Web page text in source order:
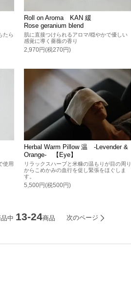
たら
Roll on Aroma KAN 緩
Rose geranium blend
肌に直接つけられるアロマ/穏やかで優しい
感覚に導く薔薇の香り
2,970円(税270円)
使用
Herbal Warm Pillow 温 -Levender &
Orange- 【Eye】
リラックスハーブと米糠の温もりが目の周り
からこめかみの血行を促し緊張をほぐしま
す。
5,500円(税500円)
中 13-24商品 次のページ